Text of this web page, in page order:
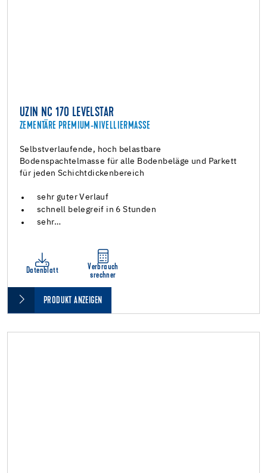
UZIN NC 170 LEVELSTAR
ZEMENTÄRE PREMIUM-NIVELLIERMASSE
Selbstverlaufende, hoch belastbare
Bodenspachtelmasse für alle Bodenbeläge und Parkett
für jeden Schichtdickenbereich
sehr guter Verlauf
schnell belegreif in 6 Stunden
sehr…
Datenblatt
Verbrauch
srechner
PRODUKT ANZEIGEN